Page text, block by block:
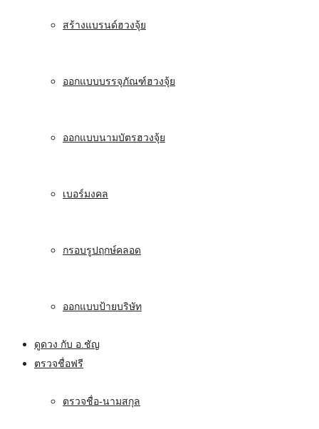
สร้างแบรนด์ฮวงจุ้ย
ออกแบบบรรจุภัณฑ์ฮวงจุ้ย
ออกแบบนามบัตรฮวงจุ้ย
เบอร์มงคล
กรอบรูปฤกษ์คลอด
ออกแบบป้ายบริษัท
ดูดวง กับ อ.ชัญ
ตรวจชื่อฟรี
ตรวจชื่อ-นามสกุล